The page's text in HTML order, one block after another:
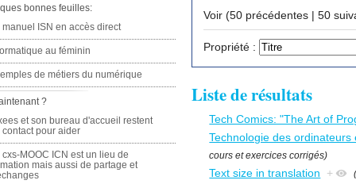
Voir (50
Propriété :
Liste de résultats
Tech Comics: "The Art of
Technologie des
cours et exercices corrigés)
Text size in translation +
bonnes feuilles:
manuel ISN en accès direct
au féminin
de métiers du numérique
?
et son bureau d'accueil restent
contact pour aider
cxs-MOOC ICN est un lieu de
mais aussi de partage et